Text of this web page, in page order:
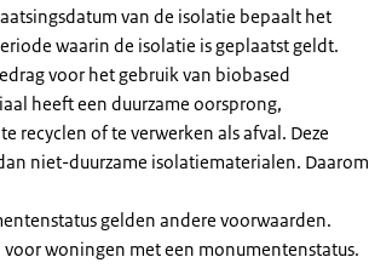
van de isolatie bepaalt het
waarin de isolatie is geplaatst geldt.
voor het gebruik van biobased
heeft een duurzame oorsprong,
recyclen of te verwerken als afval. Deze
niet-duurzame isolatiematerialen. Daarom
gelden andere voorwaarden.
woningen met een monumentenstatus.